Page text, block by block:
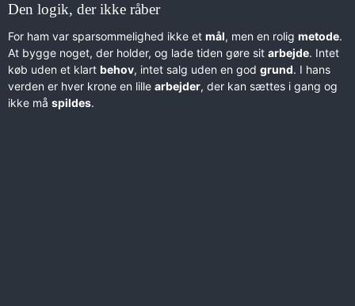
Den logik, der ikke råber
For ham var sparsommelighed ikke et mål, men en rolig metode.
At bygge noget, der holder, og lade tiden gøre sit arbejde. Intet
køb uden et klart behov, intet salg uden en god grund. I hans
verden er hver krone en lille arbejder, der kan sættes i gang og
ikke må spildes.